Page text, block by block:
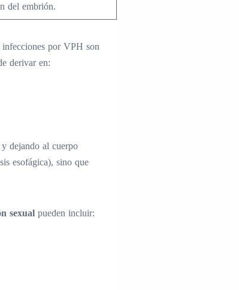
del embrión.
por VPH son
derivar en:
dejando al cuerpo
esofágica), sino que
sexual pueden incluir: